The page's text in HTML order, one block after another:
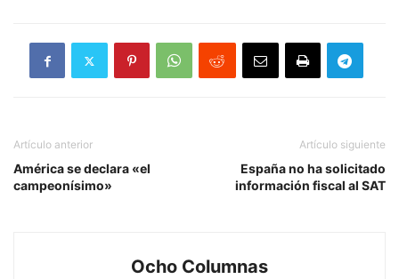
Artículo anterior
América se declara «el
campeonísimo»
Artículo siguiente
España no ha solicitado
información fiscal al SAT
Ocho Columnas